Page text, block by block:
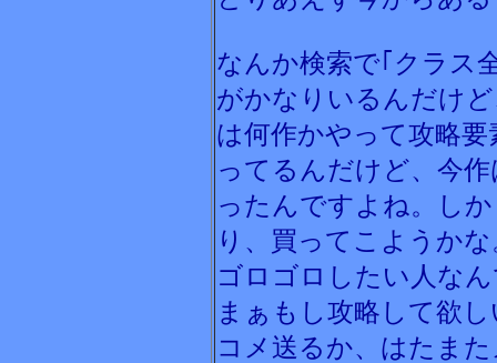
なんか検索で｢クラス
がかなりいるんだけ
は何作かやって攻略
ってるんだけど、今
ったんですよね。し
り、買ってこようか
ゴロゴロしたい人な
まぁもし攻略して欲
コメ送るか、はたま